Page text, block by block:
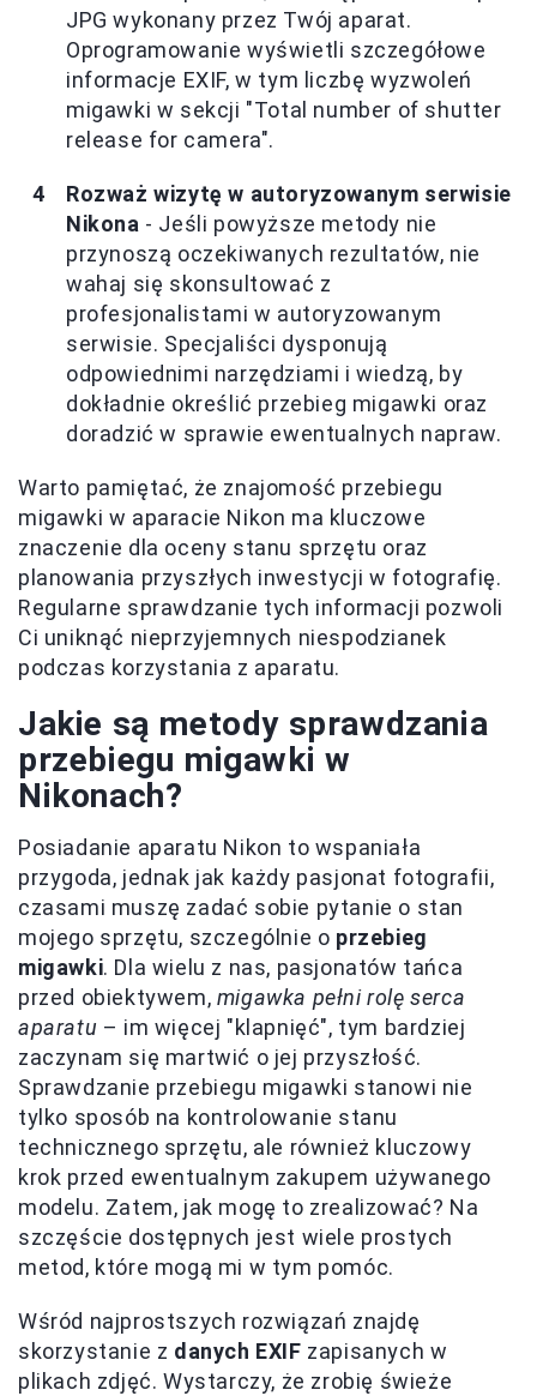
JPG wykonany przez Twój aparat.
Oprogramowanie wyświetli szczegółowe
informacje EXIF, w tym liczbę wyzwoleń
migawki w sekcji "Total number of shutter
release for camera".
Rozważ wizytę w autoryzowanym serwisie
Nikona - Jeśli powyższe metody nie
przynoszą oczekiwanych rezultatów, nie
wahaj się skonsultować z
profesjonalistami w autoryzowanym
serwisie. Specjaliści dysponują
odpowiednimi narzędziami i wiedzą, by
dokładnie określić przebieg migawki oraz
doradzić w sprawie ewentualnych napraw.
Warto pamiętać, że znajomość przebiegu
migawki w aparacie Nikon ma kluczowe
znaczenie dla oceny stanu sprzętu oraz
planowania przyszłych inwestycji w fotografię.
Regularne sprawdzanie tych informacji pozwoli
Ci uniknąć nieprzyjemnych niespodzianek
podczas korzystania z aparatu.
Jakie są metody sprawdzania
przebiegu migawki w
Nikonach?
Posiadanie aparatu Nikon to wspaniała
przygoda, jednak jak każdy pasjonat fotografii,
czasami muszę zadać sobie pytanie o stan
mojego sprzętu, szczególnie o przebieg
migawki. Dla wielu z nas, pasjonatów tańca
przed obiektywem, migawka pełni rolę serca
aparatu – im więcej "klapnięć", tym bardziej
zaczynam się martwić o jej przyszłość.
Sprawdzanie przebiegu migawki stanowi nie
tylko sposób na kontrolowanie stanu
technicznego sprzętu, ale również kluczowy
krok przed ewentualnym zakupem używanego
modelu. Zatem, jak mogę to zrealizować? Na
szczęście dostępnych jest wiele prostych
metod, które mogą mi w tym pomóc.
Wśród najprostszych rozwiązań znajdę
skorzystanie z danych EXIF zapisanych w
plikach zdjęć. Wystarczy, że zrobię świeże